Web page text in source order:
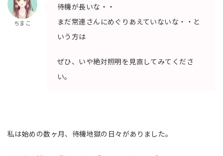
ちまこ
待機が長いな・・
まだ常連さんにめぐりあえていないな・・と
いう方は
ぜひ、いや絶対照明を見直してみてくださ
い。
私は始めの数ヶ月、待機地獄の日々がありました。